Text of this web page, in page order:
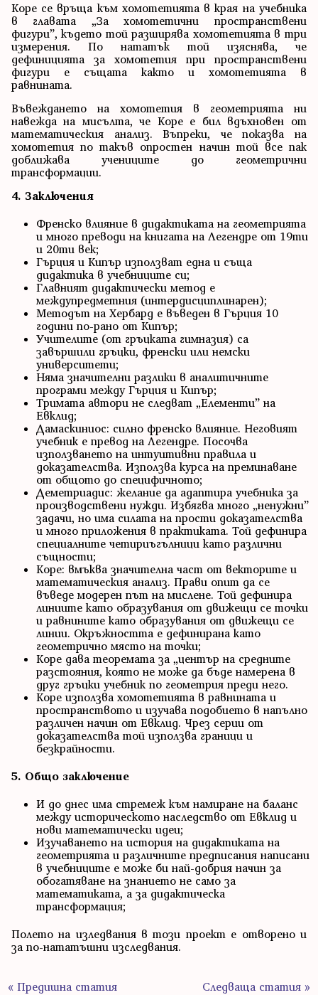
Коре се връща към хомотетията в края на учебника
в главата „За хомотетични пространствени
фигури”, където той разширява хомотетията в три
измерения. По нататък той изяснява, че
дефиницията за хомотетия при пространствени
фигури е същата както и хомотетията в
равнината.
Въвеждането на хомотетия в геометрията ни
навежда на мисълта, че Коре е бил вдъхновен от
математическия анализ. Въпреки, че показва на
хомотетия по такъв опростен начин той все пак
доближава учениците до геометрични
трансформации.
4. Заключения
Френско влияние в дидактиката на геометрията
и много преводи на книгата на Легендре от 19ти
и 20ти век;
Гърция и Кипър използват една и съща
дидактика в учебниците си;
Главният дидактически метод е
междупредметния (интердисциплинарен);
Методът на Хербард е въведен в Гърция 10
години по-рано от Кипър;
Учителите (от гръцката гимназия) са
завършили гръцки, френски или немски
университети;
Няма значителни разлики в аналитичните
програми между Гърция и Кипър;
Тримата автори не следват „Елементи” на
Евклид;
Дамаскиниос: силно френско влияние. Неговият
учебник е превод на Легендре. Посочва
използването на интуитивни правила и
доказателства. Използва курса на преминаване
от общото до специфичното;
Деметриадис: желание да адаптира учебника за
производствени нужди. Избягва много „ненужни”
задачи, но има силата на прости доказателства
и много приложения в практиката. Той дефинира
специалните четириъгълници като различни
същности;
Коре: вмъква значителна част от векторите и
математическия анализ. Прави опит да се
въведе модерен път на мислене. Той дефинира
линиите като образувания от движещи се точки
и равнините като образувания от движещи се
линии. Окръжността е дефинирана като
геометрично място на точки;
Коре дава теоремата за „център на средните
разстояния, която не може да бъде намерена в
друг гръцки учебник по геометрия преди него.
Коре използва хомотетията в равнината и
пространството и изучава подобието в напълно
различен начин от Евклид. Чрез серии от
доказателства той използва граници и
безкрайности.
5. Общо заключение
И до днес има стремеж към намиране на баланс
между историческото наследство от Евклид и
нови математически идеи;
Изучаването на история на дидактиката на
геометрията и различните предписания написани
в учебниците е може би най-добрия начин за
обогатяване на знанието не само за
математиката, а за дидактическа
трансформация;
Полето на изледвания в този проект е отворено и
за по-нататъшни изследвания.
« Предишна статия Следваща статия »